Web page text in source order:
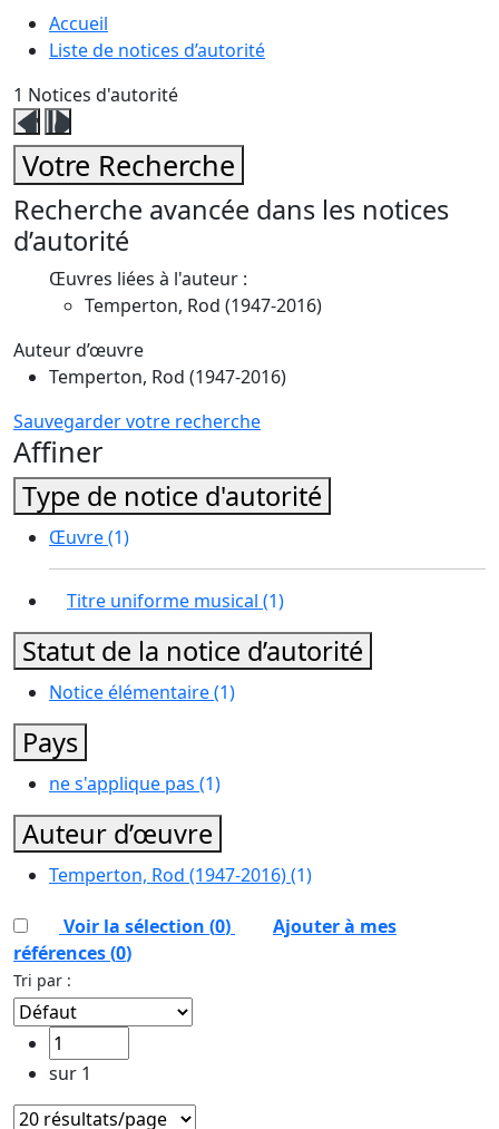
Accueil
Liste de notices d’autorité
1 Notices d'autorité
Fermer
ce
volet
affinage
Ouvrir
ce
volet
affinage
Votre Recherche
Recherche avancée dans les notices
d’autorité
Œuvres liées à l'auteur :
Temperton, Rod (1947-2016)
Auteur d’œuvre
Temperton, Rod (1947-2016)
Sauvegarder votre recherche
Affiner
Type de notice d'autorité
Œuvre(1)
Titre uniforme musical (1)
Statut de la notice d’autorité
Notice élémentaire(1)
Pays
ne s'applique pas (1)
Auteur d’œuvre
Temperton, Rod (1947-2016)(1)
Voir la sélection (0)
Ajouter à mes
références(0)
Tri par :
sur 1